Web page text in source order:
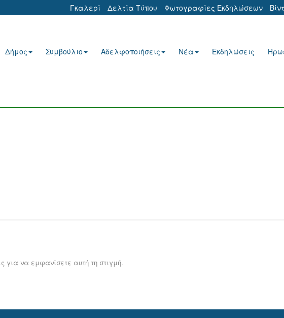
Γκαλερί Δελτία Τύπου Φωτογραφίες Εκδηλώσεων
Δήμος Συμβούλιο Αδελφοποιήσεις Νέα Εκδηλώσεις
για να εμφανίσετε αυτή τη στιγμή.